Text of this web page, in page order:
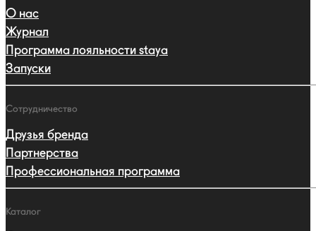
О нас
Журнал
Программа лояльности staya
Запуски
Сотрудничество
Друзья бренда
Партнерства
Профессиональная программа
Каталог